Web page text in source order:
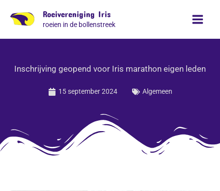
naar
Roeivereniging Iris
roeien in de bollenstreek
Inschrijving geopend voor Iris marathon eigen leden
15 september 2024 Algemeen